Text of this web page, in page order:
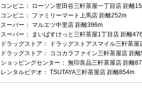
コンビニ： ローソン世田谷三軒茶屋一丁目店 距離
コンビニ： ファミリーマート上馬店 距離252m
スーパー： マルエツ中里店 距離396m
スーパー： まいばすけっと三軒茶屋1丁目店 距離
ドラッグストア： ドラッグストアスマイル三軒茶屋
ドラッグストア： ココカラファイン三軒茶屋店 距
ショッピングセンター： 無印良品三軒茶屋店 距離
レンタルビデオ： TSUTAYA三軒茶屋店 距離854m